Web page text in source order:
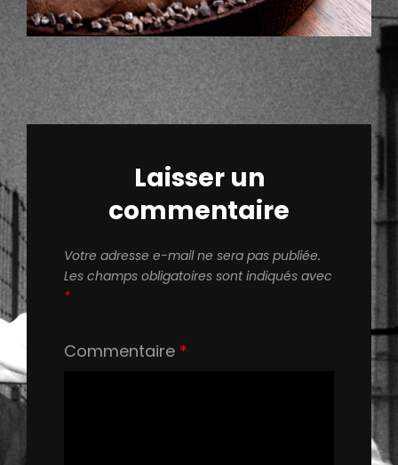
Laisser un
commentaire
Votre adresse e-mail ne sera pas publiée.
Les champs obligatoires sont indiqués avec
*
Commentaire *